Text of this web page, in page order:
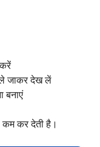
जाकर देख लें
बनाएं
कम कर देती है।